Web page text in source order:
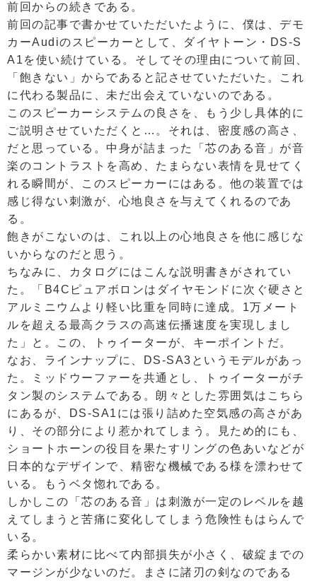
前回からの続きである。
前回の記事で書かせていただいたように、僕は、デモ
カーAudiのスピーカーとして、ダイヤトーン・DS-S
A1を使い続けている。そしてその理由について前回、
「飽きない」からであると記させていただいた。これ
に代わる製品に、未だ出会えていないのである。
このスピーカーシステムの良さを、もう少し具体的に
ご説明させていただくと…。それは、密度感の高さ、
だと思っている。中身が詰まった「芯のある音」が音
楽のコントラストを高め、たまらない表情を見せてく
れる瞬間が、このスピーカーにはある。他の装置では
感じ得ない刺激が、心地良さを与えてくれるのであ
る。
飽きがこないのは、これ以上の心地良さを他に感じな
いからなのだと思う。
ちなみに、カタログにはこんな説明書きがされてい
た。「B4Cピュアボロンはダイヤモンドに次ぐ硬さと
アルミニウムより軽い比重を同時に達成。1万メート
ルを超える最高クラスの高速伝播速度を実現しまし
た」と。この、トゥイーターが、キーポイントだ。
なお、ラインナップに、DS-SA3というモデルがあっ
た。ミッドウーファーを共通とし、トゥイーターがチ
タン製のシステムである。朗々とした雰囲気はこちら
にあるが、DS-SA1には張り詰めた空気感の高さがあ
り、その部分により惹かれてしまう。見ため的にも、
ショートホーンの役目を果たすリングの色あいなどが
日本的なデザインで、精密な機械である様を漂わせて
いる。もうベタ惚れである。
しかしこの「芯のある音」は刺激が一定のレベルを越
えてしまうと苦痛に変化してしまう危険性もはらんで
いる。
柔らかい素材に比べて内部損失が小さく、破綻までの
マージンが少ないのだ。まさに諸刃の剣なのである